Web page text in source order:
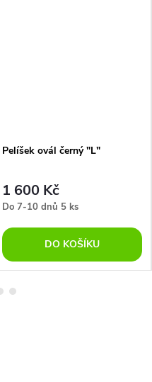
Pelíšek ovál černý "L"
1 600 Kč
Do 7-10 dnů 5 ks
DO KOŠÍKU